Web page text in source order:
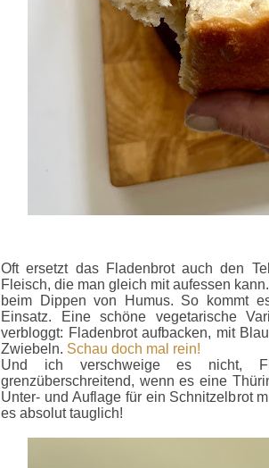
Oft ersetzt das Fladenbrot auch den
Fleisch, die man gleich mit aufessen
beim Dippen von Humus. So kommt
Einsatz. Eine schöne vegetarische
verbloggt: Fladenbrot aufbacken, mit
Zwiebeln. Schau doch mal rein!
Und ich verschweige es nicht,
grenzüberschreitend, wenn es eine
Unter- und Auflage für ein Schnitzelbrot
es absoluttauglich!